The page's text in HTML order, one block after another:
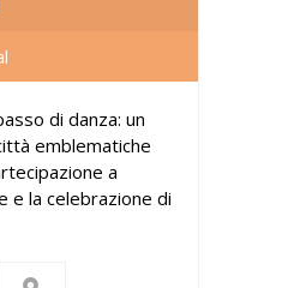
di danza: un
emblematiche
a
e la celebrazione di